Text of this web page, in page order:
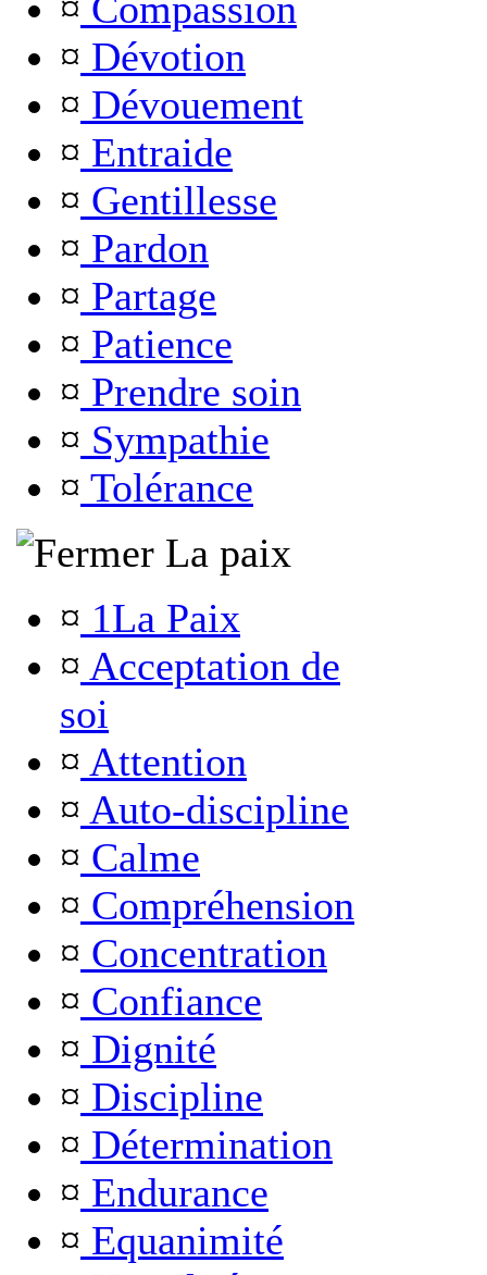
¤ Dévotion
¤ Dévouement
¤ Entraide
¤ Gentillesse
¤ Pardon
¤ Partage
¤ Patience
¤ Prendre soin
¤ Sympathie
¤ Tolérance
La paix
¤ 1La Paix
¤ Acceptation de
soi
¤ Attention
¤ Auto-discipline
¤ Calme
¤ Compréhension
¤ Concentration
¤ Confiance
¤ Dignité
¤ Discipline
¤ Détermination
¤ Endurance
¤ Equanimité